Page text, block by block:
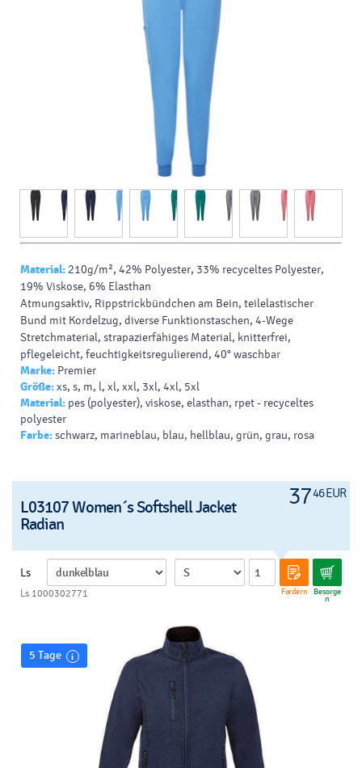
Material: 210g/m², 42% Polyester, 33% recyceltes Polyester,
19% Viskose, 6% Elasthan
Atmungsaktiv, Rippstrickbündchen am Bein, teilelastischer
Bund mit Kordelzug, diverse Funktionstaschen, 4-Wege
Stretchmaterial, strapazierfähiges Material, knitterfrei,
pflegeleicht, feuchtigkeitsregulierend, 40° waschbar
Marke: Premier
Größe:xs, s, m, l, xl, xxl, 3xl, 4xl, 5xl
Material: pes (polyester), viskose, elasthan, rpet - recyceltes
polyester
Farbe:schwarz, marineblau, blau, hellblau, grün, grau, rosa
3746 EUR
L03107 Women´s Softshell Jacket
Radian
Ls
Fordern Besorge
n
Ls 1000302771
5 Tage